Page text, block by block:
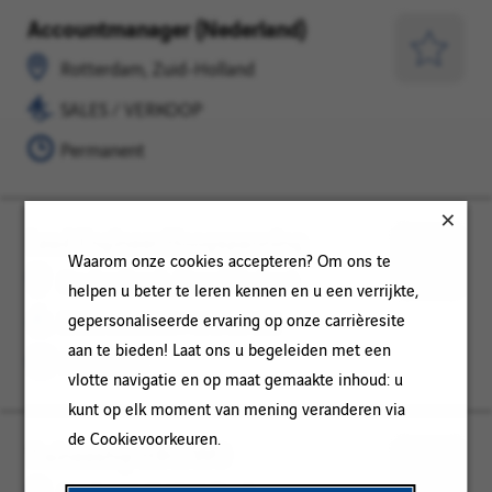
Waarom onze cookies accepteren? Om ons te
helpen u beter te leren kennen en u een verrijkte,
gepersonaliseerde ervaring op onze carrièresite
aan te bieden! Laat ons u begeleiden met een
vlotte navigatie en op maat gemaakte inhoud: u
kunt op elk moment van mening veranderen via
de Cookievoorkeuren.
Accountmanager (Nederland)
Rotterdam, Zuid-Holland
Rotterdam,
Zuid-
Holland
SALES / VERKOOP
SALES
/
VERKOOP
Permanent
Op den Bosch, Noord-Brabant
Bosch,
Noord-
Brabant
ENGINEERING / MONTAGE
MONTAGE
Permanent
Traineeship HBO/WO
Dordrecht,
Zuid-
ENGINEERING